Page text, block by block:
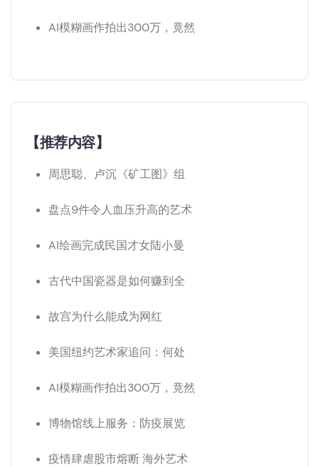
AI模糊画作拍出300万，竟然
【推荐内容】
周思聪、卢沉《矿工图》组
盘点9件令人血压升高的艺术
AI绘画完成民国才女陆小曼
古代中国瓷器是如何赚到全
故宫为什么能成为网红
美国纽约艺术家追问：何处
AI模糊画作拍出300万，竟然
博物馆线上服务：防疫展览
疫情肆虐股市熔断 海外艺术